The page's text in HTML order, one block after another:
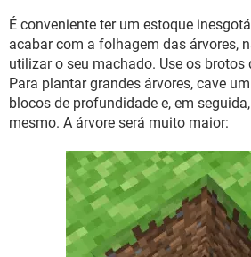
É conveniente ter um estoque
acabar com a folhagem das árvores,
utilizar o seu machado. Use os brotos
Para plantar grandes árvores, cave
blocos de profundidade e, em
mesmo. A árvore será muito maior: